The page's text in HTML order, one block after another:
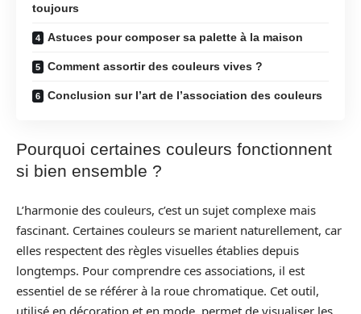
toujours
Astuces pour composer sa palette à la maison
Comment assortir des couleurs vives ?
Conclusion sur l’art de l’association des couleurs
Pourquoi certaines couleurs fonctionnent
si bien ensemble ?
L’harmonie des couleurs, c’est un sujet complexe mais
fascinant. Certaines couleurs se marient naturellement, car
elles respectent des règles visuelles établies depuis
longtemps. Pour comprendre ces associations, il est
essentiel de se référer à la roue chromatique. Cet outil,
utilisé en décoration et en mode, permet de visualiser les